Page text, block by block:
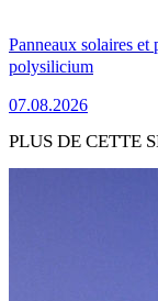
Panneaux solaires et
polysilicium
07.08.2026
PLUS DE CETTE